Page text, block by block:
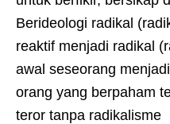
Berideologi radikal
reaktif menjadi radikal
awal seseorang
orang yang berpaham
teror tanpa radikalisme